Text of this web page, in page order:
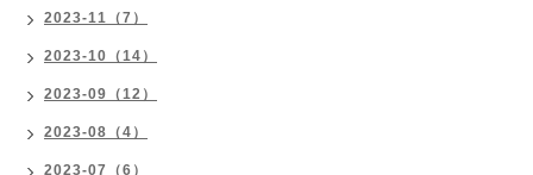
2023-11（7）
2023-10（14）
2023-09（12）
2023-08（4）
2023-07（6）